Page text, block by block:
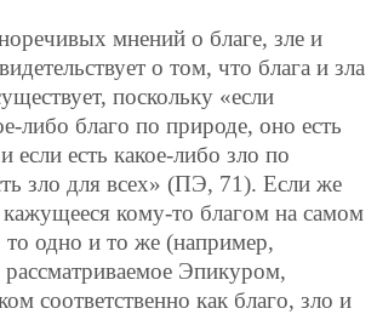
мнений о благе, зле и
о том, что блага и зла
поскольку «если
либо благо по природе, оно есть
если есть какое-либо зло по
зло для всех» (ПЭ, 71). Если же
кому-то благом на самом
то одно и то же (например,
рассматриваемое Эпикуром,
соответственно как благо, зло и